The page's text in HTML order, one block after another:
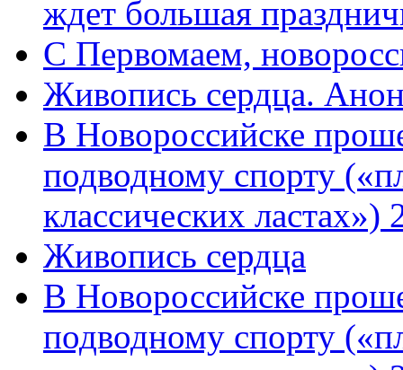
ждет большая
C Первомаем,
Живопись сердца.
В Новороссийске
подводному спорту
классических
Живопись сердца
В Новороссийске
подводному спорту